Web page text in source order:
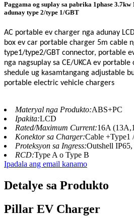
Paggama og suplay sa pabrika 1phase
adunay type 2/type 1/GBT
AC portable ev charger nga adunay
box ev car portable charger 5m cable
type1/type2/GBT connector, portable
nga nagsuplay sa CE/UKCA ev
shedule ug kasamtangang adjustable
portable electric vehicle chargers
Materyal nga Produkto:ABS+PC
Ipakita:LCD
Rated/Maximum Current:16A
Konektor sa Charger:Cable +Type1
Proteksyon sa Ingress:Outshell
RCD:Type A o Type B
Ipadala ang email kanamo
Detalye sa Produkto
Pillar EV Charger